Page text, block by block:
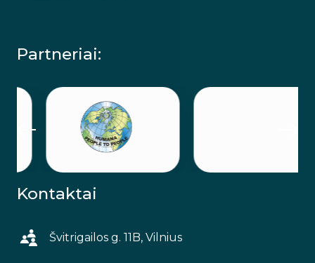
Partneriai:
Kontaktai
Švitrigailos g. 11B, Vilnius